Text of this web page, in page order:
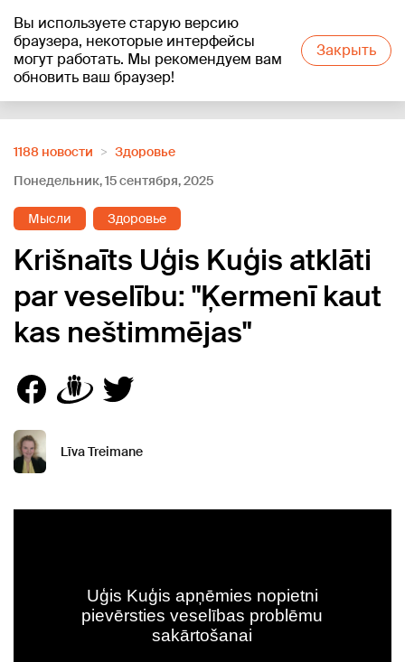
Вы используете старую версию
браузера, некоторые интерфейсы
могут работать. Мы рекомендуем вам
обновить ваш браузер!
Закрыть
+16°C
1188 новости
Здоровье
Понедельник, 15 сентября, 2025
Мысли Здоровье
Krišnaīts Uģis Kuģis atklāti
par veselību: "Ķermenī kaut
kas neštimmējas"
Līva Treimane